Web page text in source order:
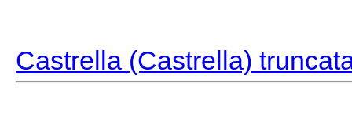
Castrella (Castrella)